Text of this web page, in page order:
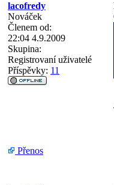
lacofredy
Nováček
Členem od:
22:04 4.9.2009
Skupina:
Registrovaní uživatelé
Příspěvky: 11
Přenos